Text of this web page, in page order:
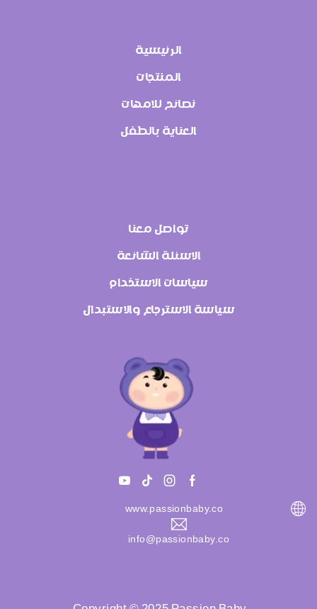
الرئيسية
المنتجات
نصائح للامهات
العناية بالطفل
تواصل معنا
الاسئلة الشائعة
سياسات الاستخدام
سياسة الاسترجاع والاستبدال
www.passionbaby.co
info@passionbaby.co